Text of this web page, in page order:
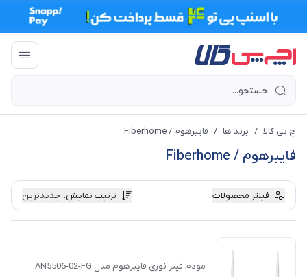
اچ پی کالا / برند ها / فایبرهوم / Fiberhome
فایبرهوم / Fiberhome
فیلتر محصولات ترتیب نمایش: جدیدترین
مودم فیبر نوری فایبرهوم مدل AN5506-02-FG